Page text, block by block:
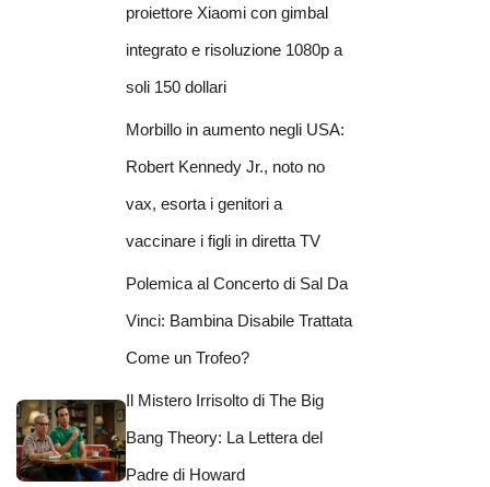
proiettore Xiaomi con gimbal
integrato e risoluzione 1080p a
soli 150 dollari
Morbillo in aumento negli USA:
Robert Kennedy Jr., noto no
vax, esorta i genitori a
vaccinare i figli in diretta TV
Polemica al Concerto di Sal Da
Vinci: Bambina Disabile Trattata
Come un Trofeo?
Il Mistero Irrisolto di The Big
Bang Theory: La Lettera del
Padre di Howard